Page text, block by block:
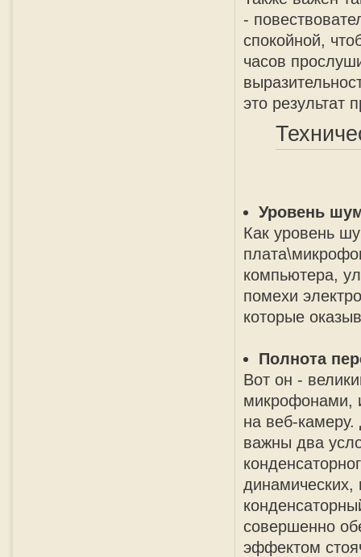
-
спокойной,
часов
это результат
Уровень
Как уровень
компьютера,
помехи
которые
Полнота
Bот он -
микрофонами,
на веб-
важны два
динамических,
совершенно
эффектом